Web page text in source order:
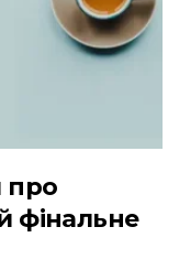
про
фінальне